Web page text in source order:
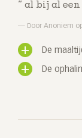
al bij al een
Door Anoniem
De
De